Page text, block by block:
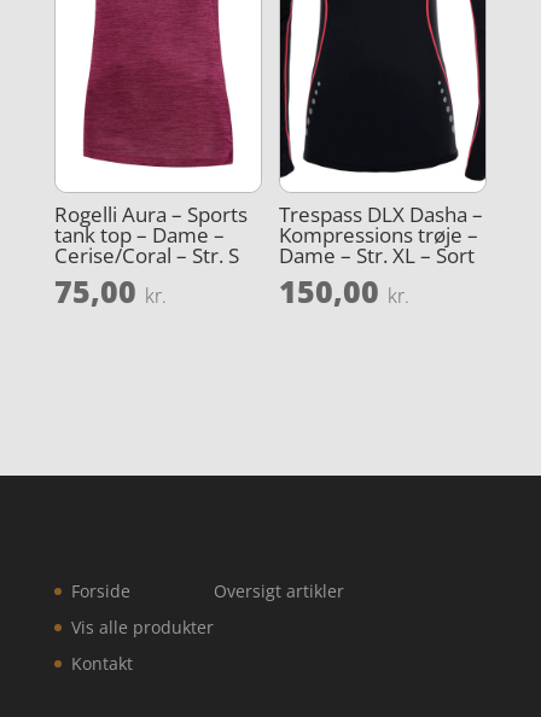
Rogelli Aura – Sports
tank top – Dame –
Cerise/Coral – Str. S
75,00 kr.
Trespass DLX Dasha –
Kompressions trøje –
Dame – Str. XL – Sort
150,00 kr.
Forside
Vis alle produkter
Kontakt
Oversigt artikler